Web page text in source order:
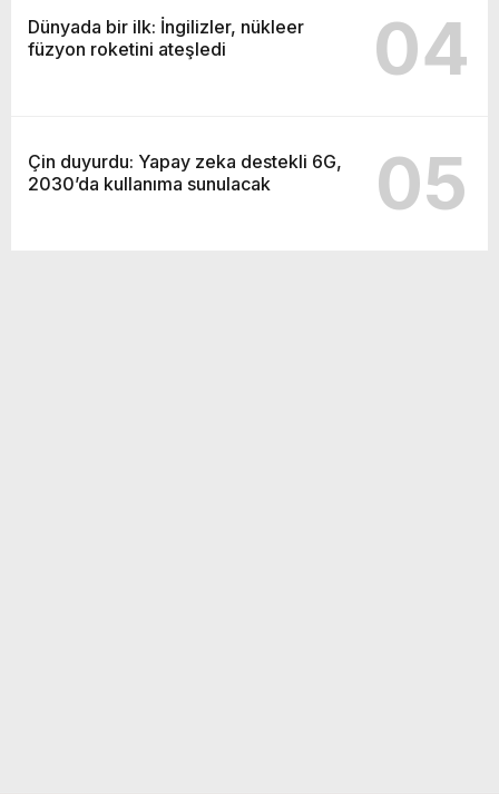
Dünyada bir ilk: İngilizler, nükleer
füzyon roketini ateşledi
04
Çin duyurdu: Yapay zeka destekli 6G,
2030’da kullanıma sunulacak
05